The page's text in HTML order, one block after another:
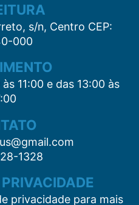
s/n, Centro CEP:
000
11:00 e das 13:00 às
1328
privacidade para mais